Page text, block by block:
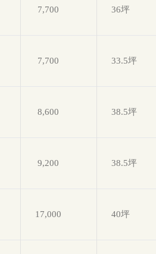
7,700 36坪
7,700 33.5坪
8,600 38.5坪
9,200 38.5坪
17,000 40坪